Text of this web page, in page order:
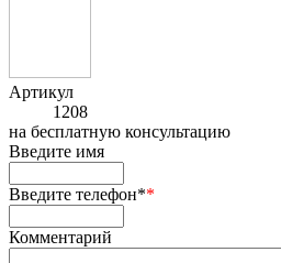
Артикул
1208
на бесплатную консультацию
Введите имя
Введите телефон**
Комментарий